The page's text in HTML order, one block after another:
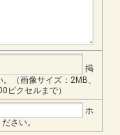
掲
（画像サイズ：2MB、
ピクセルまで）
ホ
さい。